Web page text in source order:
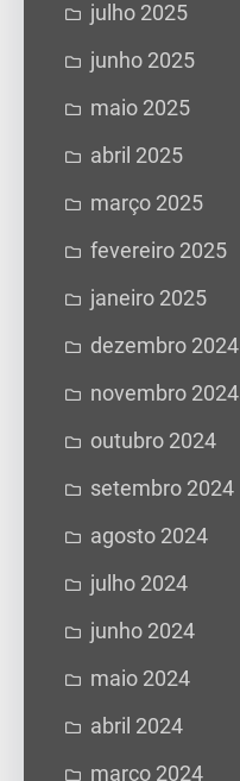
julho 2025
junho 2025
maio 2025
abril 2025
março 2025
fevereiro 2025
janeiro 2025
dezembro 2024
novembro 2024
outubro 2024
setembro 2024
agosto 2024
julho 2024
junho 2024
maio 2024
abril 2024
março 2024